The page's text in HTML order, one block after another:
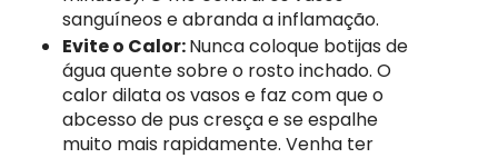
sanguíneos e abranda a inflamação.
Evite o Calor:Nunca coloque botijas de
água quente sobre o rosto inchado. O
calor dilata os vasos e faz com que o
abcesso de pus cresça e se espalhe
muito mais rapidamente. Venha ter